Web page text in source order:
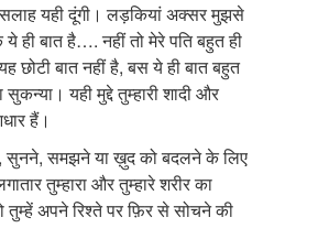
यही दूंगी। लड़कियां अक्सर मुझसे
ही बात है…. नहीं तो मेरे पति बहुत ही
छोटी बात नहीं है, बस ये ही बात बहुत
यही मुद्दे तुम्हारी शादी और
हैं।
सुनने, समझने या ख़ुद को बदलने के लिए
तुम्हारा और तुम्हारे शरीर का
तुम्हें अपने रिश्ते पर फ़िर से सोचने की